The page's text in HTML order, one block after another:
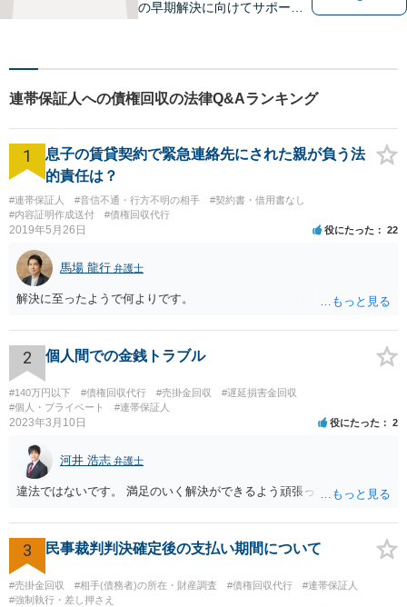
の早期解決に向けてサポート
分からない」という方も多い
やすい環境を整えております
ので、お気軽にご相談くださ
い。
連帯保証人への債権回収の法律Q&Aランキング
1
息子の賃貸契約で緊急連絡先にされた親が負う法
的責任は？
#連帯保証人 #音信不通・行方不明の相手
#契約書・借用書なし
#内容証明作成送付
#債権回収代行
2019年5月26日 役にたった 22
馬場 龍行 弁護士
解決に至ったようで何よりです。
2 個人間での金銭トラブル
#140万円以下 #債権回収代行 #売掛金回収
#遅延損害金回収
#個人・プライベート
#連帯保証人
2023年3月10日 役にたった 2
河井 浩志 弁護士
違法ではないです。 満足のいく解決ができるよう頑張ってください。
3 民事裁判判決確定後の支払い期間について
#売掛金回収 #相手(債務者)の所在・財産調査 #債権回収代行
#連帯保証人
#強制執行・差し押さえ